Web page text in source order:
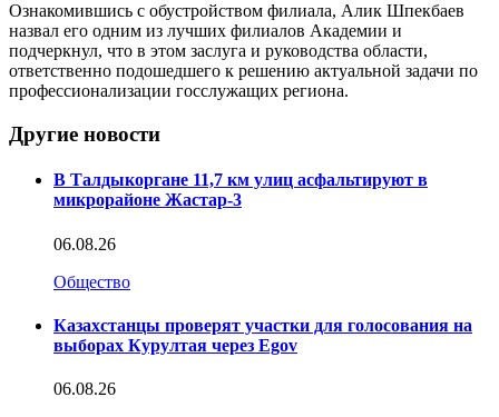
Ознакомившись с обустройством филиала, Алик Шпекбаев
назвал его одним из лучших филиалов Академии и
подчеркнул, что в этом заслуга и руководства области,
ответственно подошедшего к решению актуальной задачи по
профессионализации госслужащих региона.
Другие новости
В Талдыкоргане 11,7 км улиц асфальтируют в
микрорайоне Жастар-3
06.08.26
Общество
Казахстанцы проверят участки для голосования на
выборах Курултая через Egov
06.08.26